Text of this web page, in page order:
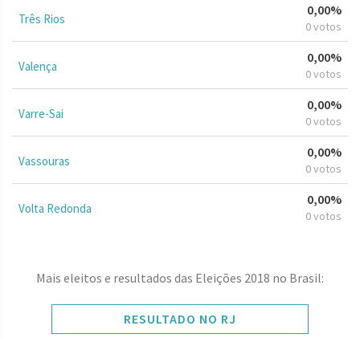
Três Rios
0,00%
0 votos
Valença
0,00%
0 votos
Varre-Sai
0,00%
0 votos
Vassouras
0,00%
0 votos
Volta Redonda
0,00%
0 votos
Mais eleitos e resultados das Eleições 2018 no Brasil:
RESULTADO NO RJ